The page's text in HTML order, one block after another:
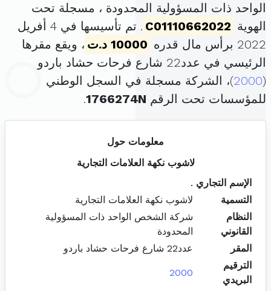
الواحد ذات المسؤولية المحدودة ، مسجلة تحت
الهوية C01110662022
. تم تأسيسها في 4 أفريل
2022 برأس مال قدره
10000 د.ت
، ويقع مقرها
الرئيسي في عدد22 شارع فرحات حشاد باردو
(
2000)، الشركة مسجلة في السجل الوطني
للمؤسسات تحت الرقم 1766274N
.
معلومات حول
لاشوب نكهة العلامات التجارية
الإسم التجاري .
التسمية
لاشوب نكهة العلامات التجارية
النظام
القانوني
شركة الشخص الواحد ذات المسؤولية
المحدودة
المقر
عدد22 شارع فرحات حشاد باردو
الترقيم
البريدي
2000